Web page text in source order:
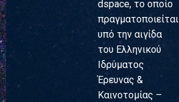
dspace, το οποίο
πραγματοποιείται
υπό την αιγίδα
του Ελληνικού
Ιδρύματος
Έρευνας &
Καινοτομίας –